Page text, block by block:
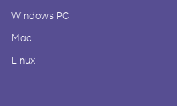
Windows PC
Mac
Linux